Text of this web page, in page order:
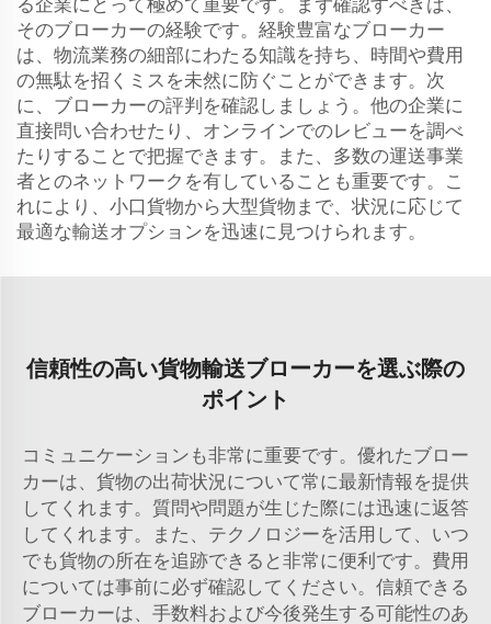
そのブローカーの経験です。経験豊富なブローカー
は、物流業務の細部にわたる知識を持ち、時間や費用
の無駄を招くミスを未然に防ぐことができます。次
に、ブローカーの評判を確認しましょう。他の企業に
直接問い合わせたり、オンラインでのレビューを調べ
たりすることで把握できます。また、多数の運送事業
者とのネットワークを有していることも重要です。こ
れにより、小口貨物から大型貨物まで、状況に応じて
最適な輸送オプションを迅速に見つけられます。
信頼性の高い貨物輸送ブローカーを選ぶ際の
ポイント
コミュニケーションも非常に重要です。優れたブロー
カーは、貨物の出荷状況について常に最新情報を提供
してくれます。質問や問題が生じた際には迅速に返答
してくれます。また、テクノロジーを活用して、いつ
でも貨物の所在を追跡できると非常に便利です。費用
については事前に必ず確認してください。信頼できる
ブローカーは、手数料および今後発生する可能性のあ